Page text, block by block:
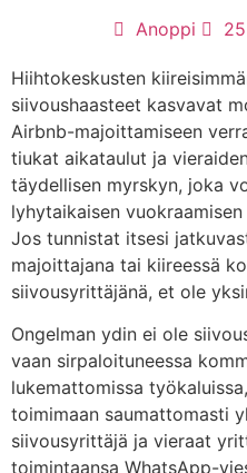
Anoppi
Hiihtokeskusten
siivoushaasteet kasvavat
Airbnb-majoittamiseen
tiukat aikataulut ja
täydellisen myrskyn, joka
lyhytaikaisen
Jos tunnistat itsesi
majoittajana tai kiireessä
siivousyrittäjänä, et ole
Ongelman ydin ei ole
vaan sirpaloituneessa
lukemattomissa
toimimaan saumattomasti
siivousyrittäjä ja vieraat
toimintaansa WhatsApp-